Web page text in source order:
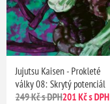
Jujutsu Kaisen - Prokleté
války 08: Skrytý potenciál
249 Kč s DPH201 Kč s DPH